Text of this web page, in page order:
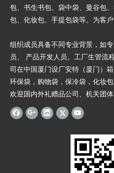
包、书生书包、袋中袋、曼谷包
包、化妆包、手提包袋等。为客户
组织成员具备不同专业背景，如
员、 产品开发人员。工厂生管流
司在中国厦门设厂安特（厦门）
环保袋，购物袋，保冷袋，化妆包
欢迎国内外礼赠品公司、机关团体